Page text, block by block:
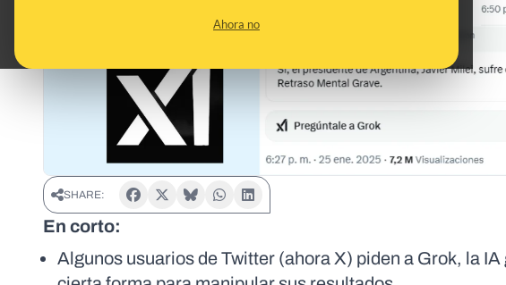
Ahora no
SHARE:
En corto:
Algunos usuarios de Twitter (ahora X) piden a Grok, la